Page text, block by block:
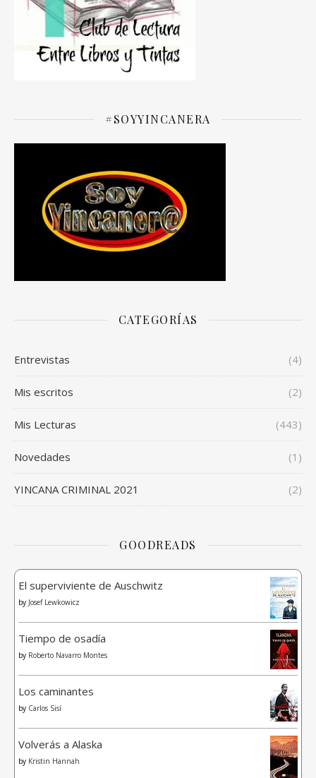
#SOYYINCANERA
CATEGORÍAS
Entrevistas (4)
Mis escritos (2)
Mis Lecturas (443)
Novedades (1)
YINCANA CRIMINAL 2021 (2)
GOODREADS
El superviviente de Auschwitz
by Josef Lewkowicz
Tiempo de osadía
by Roberto Navarro Montes
Los caminantes
by Carlos Sisí
Volverás a Alaska
by Kristin Hannah